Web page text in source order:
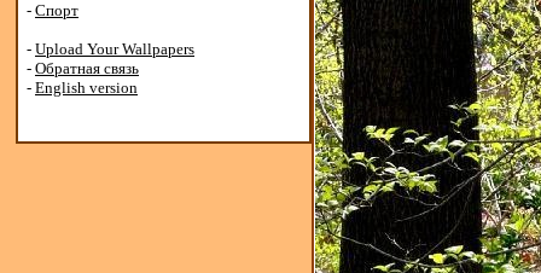
- Спорт
- Upload Your Wallpapers
- Обратная связь
- English version